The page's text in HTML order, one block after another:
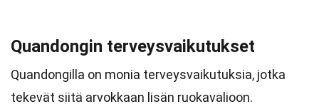
Quandongin terveysvaikutukset
Quandongilla on monia terveysvaikutuksia, jotka
tekevät siitä arvokkaan lisän ruokavalioon.